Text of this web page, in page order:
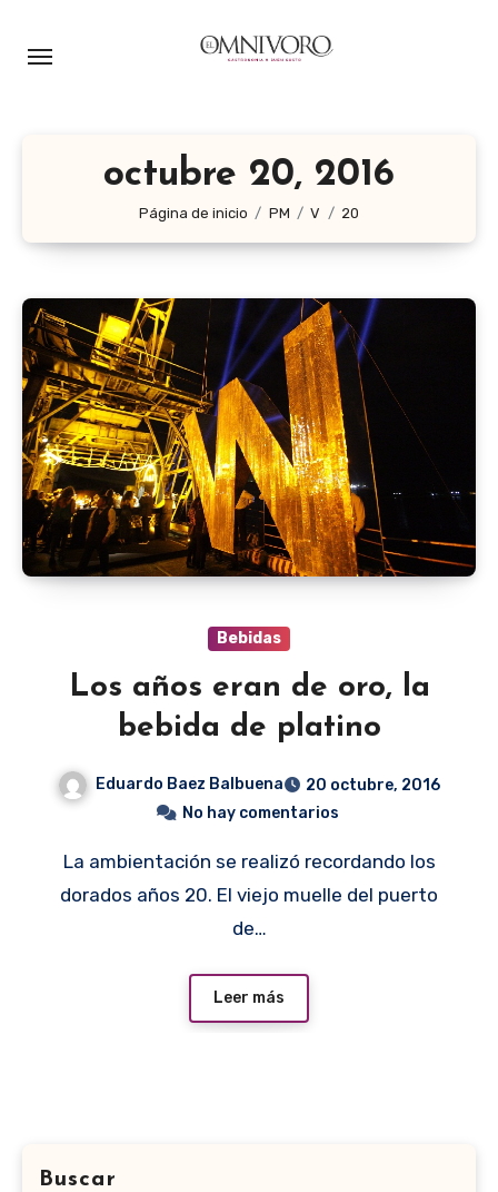
octubre 20, 2016
Página de inicio PM V 20
Bebidas
Los años eran de oro, la
bebida de platino
Eduardo Baez Balbuena
20 octubre, 2016
No hay comentarios
La ambientación se realizó recordando los
dorados años 20. El viejo muelle del puerto
de…
Leer más
Buscar